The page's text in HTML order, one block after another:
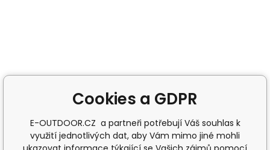
Cookies a GDPR
E-OUTDOOR.CZ a partneři potřebují Váš souhlas k
využití jednotlivých dat, aby Vám mimo jiné mohli